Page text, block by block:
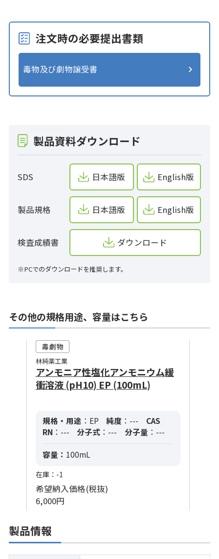
注文時の必要提出書類
毒物及び劇物譲受書
製品資料ダウンロード
SDS 日本語版 English版
製品規格 日本語版 English版
検査成績書 ダウンロード
※PCでのダウンロードを推奨します。
その他の規格用途、容量はこちら
林純薬工業
アンモニア性塩化アンモニウム緩
衝溶液 (pH10) EP (100mL)
規格・用途 ：EP 純度 ：---
CAS
RN ：--- 分子式 ：--- 分子量 ：---
容量： 100mL
在庫：-1
希望納入価格(税抜)
6,000円
製品情報